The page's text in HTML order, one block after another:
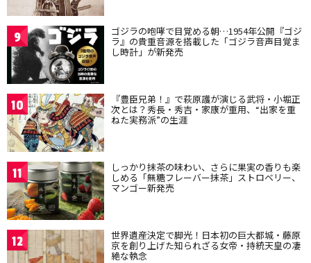
9 ゴジラの咆哮で目覚める朝…1954年公開『ゴジ
ラ』の貴重音源を搭載した「ゴジラ音声目覚ま
し時計」が新発売
10 『豊臣兄弟！』で萩原護が演じる武将・小堀正
次とは？秀長・秀吉・家康が重用、“出家を重
ねた実務派”の生涯
11 しっかり抹茶の味わい、さらに果実の香りも楽
しめる「無糖フレーバー抹茶」ストロベリー、
マンゴー新発売
12 世界遺産決定で脚光！日本初の巨大都城・藤原
京を創り上げた知られざる女帝・持統天皇の凄
絶な執念